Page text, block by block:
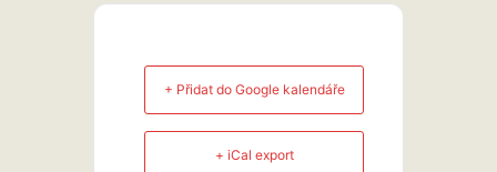
+ Přidat do Google kalendáře
+ iCal export